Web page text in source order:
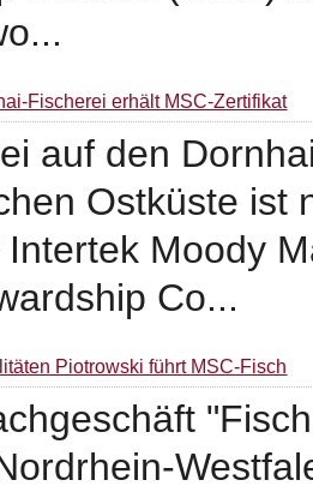
Fischerei erhält MSC-Zertifikat
auf den
Ostküste ist
Moody
Co...
Piotrowski führt MSC-Fisch